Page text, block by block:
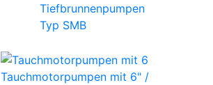
Tiefbrunnenpumpen
Typ SMB
Tauchmotorpumpen mit 6" /